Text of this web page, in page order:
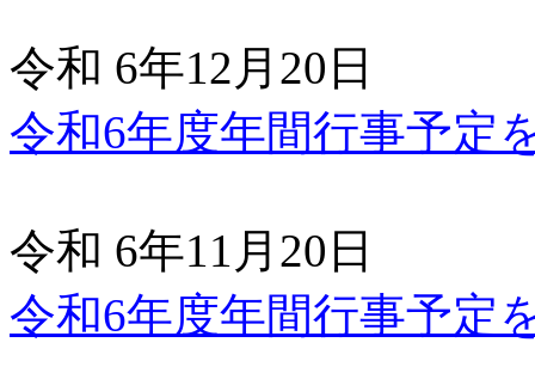
令和 6年12月20日
令和6年度年間行事予定
令和 6年11月20日
令和6年度年間行事予定